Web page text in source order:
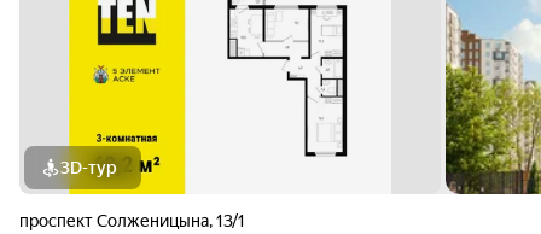
3D-тур
проспект Солженицына,13/1